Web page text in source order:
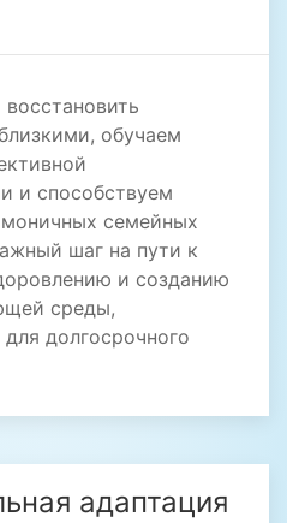
обучаем
и способствуем
семейных
шаг на пути к
и созданию
среды,
долгосрочного
адаптация